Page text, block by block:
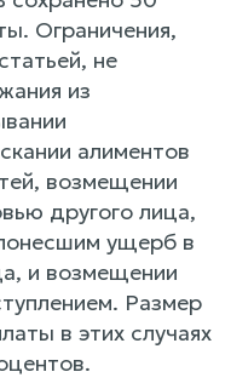
Ограничения,
не
из
алиментов
возмещении
другого лица,
ущерб в
и возмещении
Размер
в этих случаях